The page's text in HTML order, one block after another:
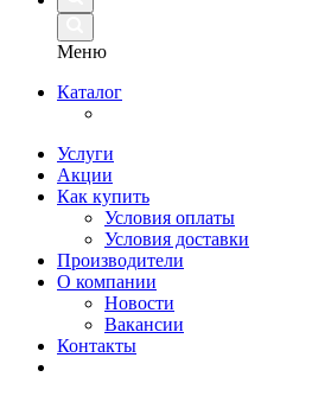
Меню
Каталог
Услуги
Акции
Как купить
Условия оплаты
Условия доставки
Производители
О компании
Новости
Вакансии
Контакты